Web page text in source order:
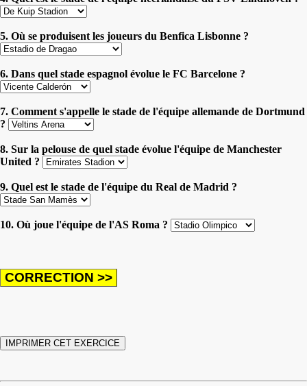
5. Où se produisent les joueurs du Benfica Lisbonne ?
6. Dans quel stade espagnol évolue le FC Barcelone ?
7. Comment s'appelle le stade de l'équipe allemande de Dortmund
?
8. Sur la pelouse de quel stade évolue l'équipe de Manchester
United ?
9. Quel est le stade de l'équipe du Real de Madrid ?
10. Où joue l'équipe de l'AS Roma ?